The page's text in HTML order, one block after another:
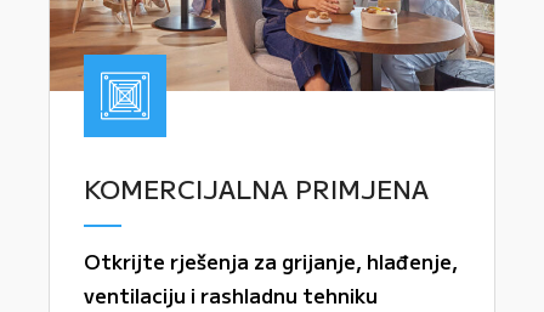
KOMERCIJALNA PRIMJENA
Otkrijte rješenja za grijanje, hlađenje,
ventilaciju i rashladnu tehniku